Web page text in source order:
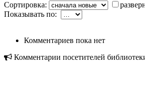
Сортировка:
Показывать по:
Комментариев пока нет
Комментарии посетителей